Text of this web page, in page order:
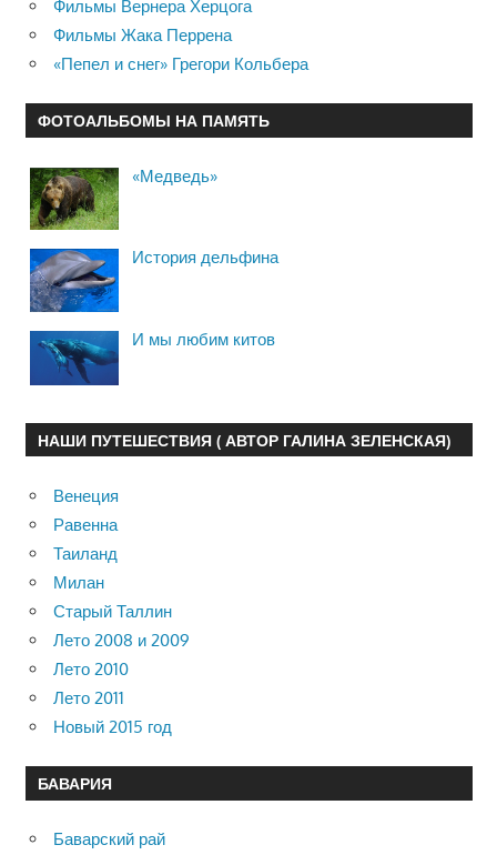
Фильмы Вернера Херцога
Фильмы Жака Перрена
«Пепел и снег» Грегори Кольбера
ФОТОАЛЬБОМЫ НА ПАМЯТЬ
«Медведь»
История дельфина
И мы любим китов
НАШИ ПУТЕШЕСТВИЯ ( АВТОР ГАЛИНА ЗЕЛЕНСКАЯ)
Венеция
Равенна
Таиланд
Милан
Старый Таллин
Лето 2008 и 2009
Лето 2010
Лето 2011
Новый 2015 год
БАВАРИЯ
Баварский рай